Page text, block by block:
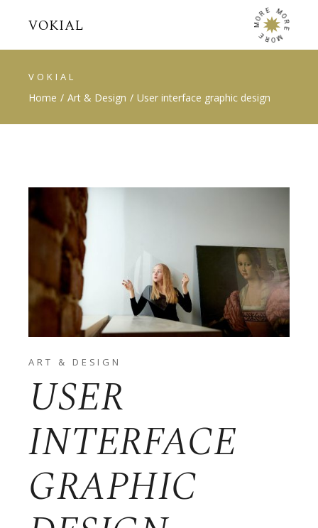
M
O
RE MO
R
E
M
O
R
E
VOKIAL
Home Art & Design User interface graphic design
ART & DESIGN
USER
INTERFACE
GRAPHIC